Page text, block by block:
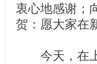
衷心地感谢；
贺：愿大家在
今天，在上